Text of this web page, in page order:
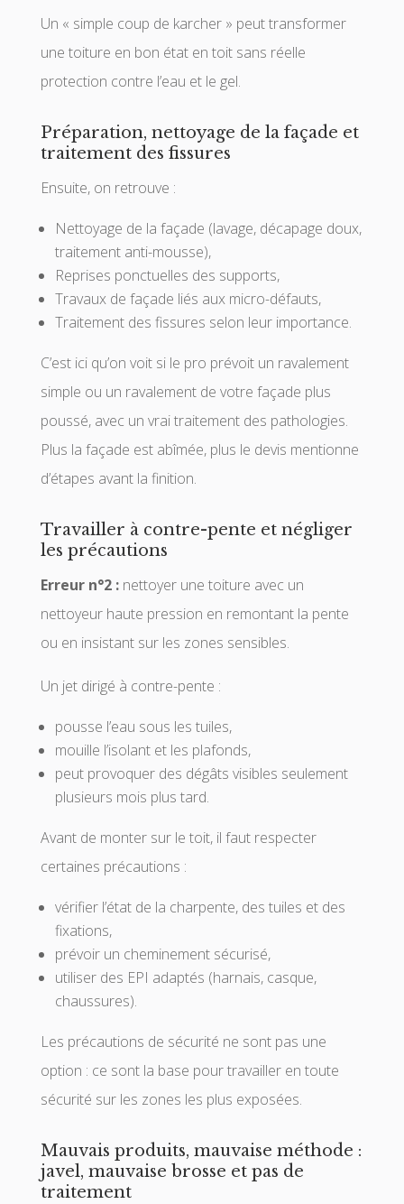
Un « simple coup de karcher » peut transformer
une toiture en bon état en toit sans réelle
protection contre l’eau et le gel.
Préparation, nettoyage de la façade et
traitement des fissures
Ensuite, on retrouve :
Nettoyage de la façade (lavage, décapage doux,
traitement anti-mousse),
Reprises ponctuelles des supports,
Travaux de façade liés aux micro-défauts,
Traitement des fissures selon leur importance.
C’est ici qu’on voit si le pro prévoit un ravalement
simple ou un ravalement de votre façade plus
poussé, avec un vrai traitement des pathologies.
Plus la façade est abîmée, plus le devis mentionne
d’étapes avant la finition.
Travailler à contre-pente et négliger
les précautions
Erreur n°2 :nettoyer une toiture avec un
nettoyeur haute pression en remontant la pente
ou en insistant sur les zones sensibles.
Un jet dirigé à contre-pente :
pousse l’eau sous les tuiles,
mouille l’isolant et les plafonds,
peut provoquer des dégâts visibles seulement
plusieurs mois plus tard.
Avant de monter sur le toit, il faut respecter
certaines précautions :
vérifier l’état de la charpente, des tuiles et des
fixations,
prévoir un cheminement sécurisé,
utiliser des EPI adaptés (harnais, casque,
chaussures).
Les précautions de sécurité ne sont pas une
option : ce sont la base pour travailler en toute
sécurité sur les zones les plus exposées.
Mauvais produits, mauvaise méthode :
javel, mauvaise brosse et pas de
traitement